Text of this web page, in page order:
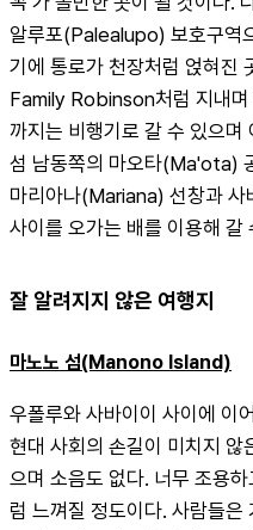
알루포(Palealupo) 보호구역
기에 통로가 천장처럼 얹혀진
Family Robinson처럼 지내며
까지는 비행기로 갈 수 있으며
섬 남동쪽의 마오타(Ma'ota)
마리아나(Mariana) 선창과
사이를 오가는 배를 이용해 갈
잘 알려지지 않은 여행지
마노노 섬(Manono Island)
우폴루와 사바이이 사이에 이
현대 사회의 손길이 미치지 않
으며 소음도 없다. 너무 조용
럼 느껴질 정도이다. 사람들은